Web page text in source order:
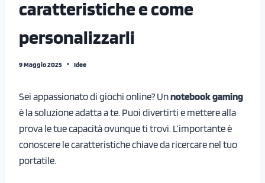
caratteristiche e come
personalizzarli
9 Maggio 2025 Idee
Sei appassionato di giochi online? Unnotebook gaming
è la soluzione adatta a te. Puoi divertirti e mettere alla
prova le tue capacità ovunque ti trovi. L’importante è
conoscere le caratteristiche chiave da ricercare nel tuo
portatile.